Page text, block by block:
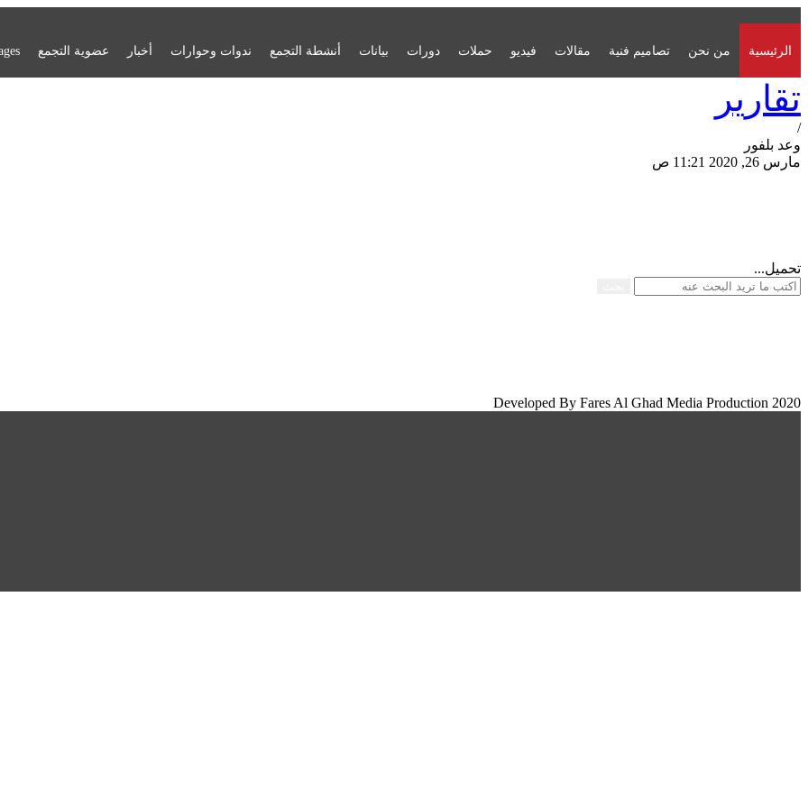
الرئيسية من نحن تصاميم فنية مقالات فيديو حملات دورات بيانات أنشطة التجمع ندوات وحوارات أخبار عضوية التجمع
تقارير
/
وعد بلفور
مارس 26, 2020 11:21 ص
تحميل...
Developed By Fares Al Ghad Media Production 2020